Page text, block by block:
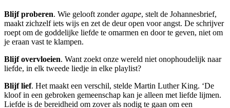
Blijf proberen. Wie gelooft zonderagape, stelt de Johannesbrief,
maakt zichzelf iets wijs en zet de deur open voor angst. De schrijver
roept om de goddelijke liefde te omarmen en door te geven, niet om
je eraan vast te klampen.
Blijf overvloeien. Want zoekt onze wereld niet onophoudelijk naar
liefde, in elk tweede liedje in elke playlist?
Blijf lief. Het maakt een verschil, stelde Martin Luther King. ‘De
kloof in een gebroken gemeenschap kan je alleen met liefde lijmen.
Liefde is de bereidheid om zover als nodig te gaan om een